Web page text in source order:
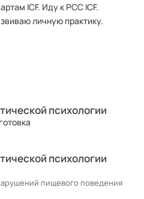
ICF. Иду к PCC ICF.
личную практику.
психологии
психологии
пищевого поведения